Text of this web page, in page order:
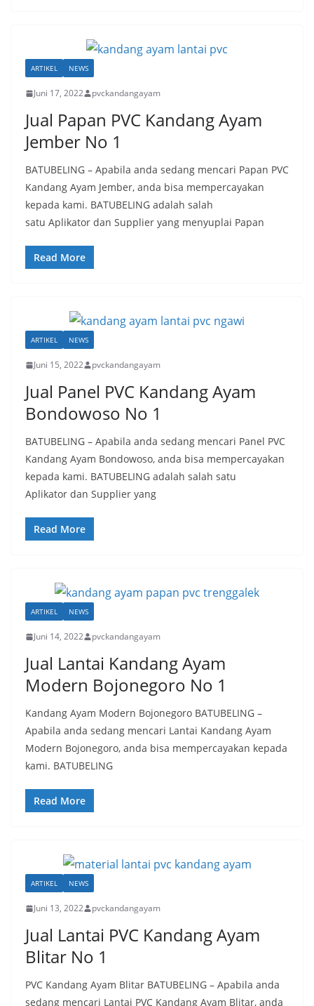
ARTIKEL NEWS
Juni 17, 2022 pvckandangayam
Jual Papan PVC Kandang Ayam
Jember No 1
BATUBELING – Apabila anda sedang mencari Papan PVC
Kandang Ayam Jember, anda bisa mempercayakan
kepada kami. BATUBELING adalah salah
satu Aplikator dan Supplier yang menyuplai Papan
Read More
ARTIKEL NEWS
Juni 15, 2022 pvckandangayam
Jual Panel PVC Kandang Ayam
Bondowoso No 1
BATUBELING – Apabila anda sedang mencari Panel PVC
Kandang Ayam Bondowoso, anda bisa mempercayakan
kepada kami. BATUBELING adalah salah satu
Aplikator dan Supplier yang
Read More
ARTIKEL NEWS
Juni 14, 2022 pvckandangayam
Jual Lantai Kandang Ayam
Modern Bojonegoro No 1
Kandang Ayam Modern Bojonegoro BATUBELING –
Apabila anda sedang mencari Lantai Kandang Ayam
Modern Bojonegoro, anda bisa mempercayakan kepada
kami. BATUBELING
Read More
ARTIKEL NEWS
Juni 13, 2022 pvckandangayam
Jual Lantai PVC Kandang Ayam
Blitar No 1
PVC Kandang Ayam Blitar BATUBELING – Apabila anda
sedang mencari Lantai PVC Kandang Ayam Blitar, anda